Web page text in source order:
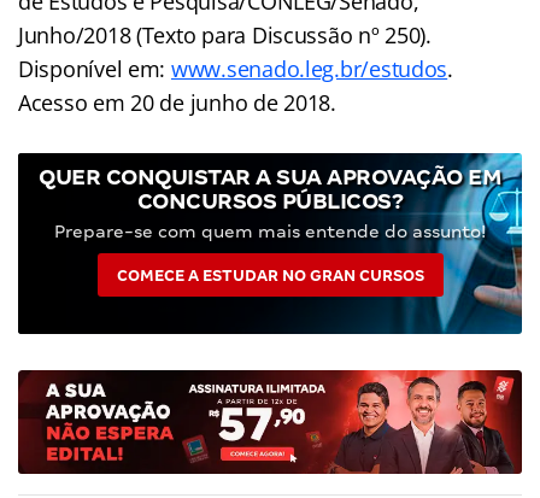
Junho/2018 (Texto para Discussão nº 250).
Disponível em: www.senado.leg.br/estudos.
Acesso em 20 de junho de 2018.
QUER CONQUISTAR A SUA APROVAÇÃO EM
CONCURSOS PÚBLICOS?
Prepare-se com quem mais entende do assunto!
COMECE A ESTUDAR NO GRAN CURSOS